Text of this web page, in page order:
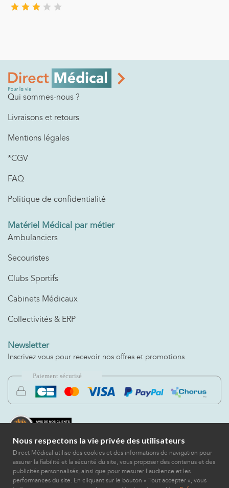
Qui sommes-nous ?
Livraisons et retours
Mentions légales
*CGV
FAQ
Politique de confidentialité
Matériel Médical par métier
Ambulanciers
Secouristes
Clubs Sportifs
Cabinets Médicaux
Collectivités & ERP
Newsletter
Inscrivez vous pour recevoir nos offres et promotions
Nous respectons la vie privée des utilisateurs
Direct Médical utilise des cookies et des informations de navigation pour
assurer la fiabilité et la sécurité du site, vous proposer des contenus et des
publicités personnalisés, ainsi que pour mesurer l'audience et les
performances du site. En cliquant sur le bouton « Tout accepter », vous